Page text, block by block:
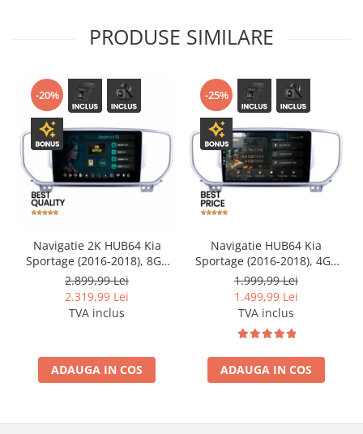
PRODUSE SIMILARE
-20%
Navigatie 2K HUB64 Kia
Sportage (2016-2018), 8GB
RAM, Android, Octacore,
Slot Sim 4G, DSP, GPS, Wi-FI,
Carplay, Android Auto, USB,
Bluetooth, Waze,
2.899,99 Lei
2.319,99 Lei
TVA inclus
ADAUGA IN COS
-25%
Navigatie HUB64 Kia
Sportage (2016-2018), 4GB
RAM, Android, Octacore,
Slot Sim 4G, DSP, GPS, Wi-FI,
Carplay, Android Auto, USB,
Bluetooth, Waze,
Touchscreen, 9 inch
1.999,99 Lei
1.499,99 Lei
TVA inclus
ADAUGA IN COS